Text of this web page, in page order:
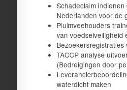
Schadeclaim
Nederlanden voor de
Pluimveehouders
van voedselveiligheid
Bezoekersregistraties
TACCP analyse
(Bedreigingen door
waterdicht maken